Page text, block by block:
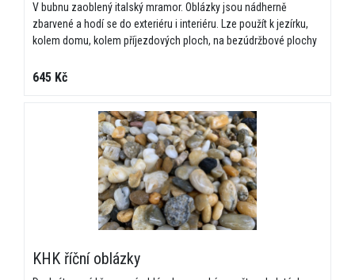
V bubnu zaoblený italský mramor. Oblázky jsou nádherně
zbarvené a hodí se do exteriéru i interiéru. Lze použít k jezírku,
kolem domu, kolem příjezdových ploch, na bezúdržbové plochy
645 Kč
KHK říční oblázky
NEZÁVAZNÁ POPTÁVKA
monolity a zahradní kameny